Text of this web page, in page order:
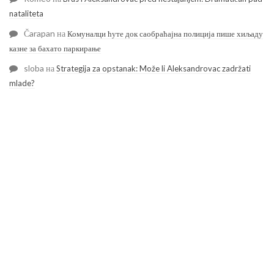
nataliteta
Čarapan наКомуналци ћуте док саобраћајна полиција пише хиљаду
казне за бахато паркирање
sloba наStrategija za opstanak: Može li Aleksandrovac zadržati
mlade?